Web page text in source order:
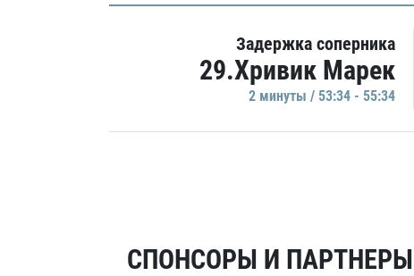
Задержка соперника
29.Хривик Марек
2 минуты / 53:34 - 55:34
СПОНСОРЫ И ПАРТНЕРЫ